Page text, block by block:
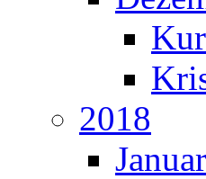
2018
Januar